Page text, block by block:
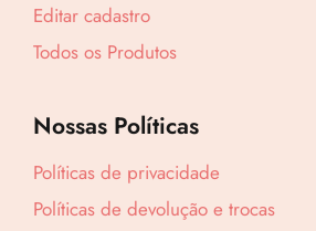
R$108,83
6x deR$
Editar cadastro
Todos os Produtos
Nossas Políticas
Políticas de privacidade
Políticas de devolução e trocas